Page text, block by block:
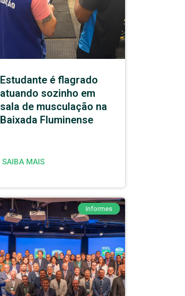
Estudante é flagrado
atuando sozinho em
sala de musculação na
Baixada Fluminense
SAIBA MAIS
Informes